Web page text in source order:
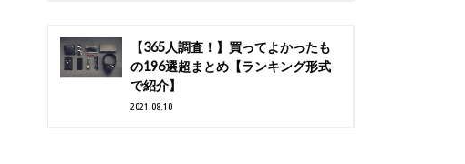
【365人調査！】買ってよかったも
の196選超まとめ【ランキング形式
で紹介】
2021.08.10